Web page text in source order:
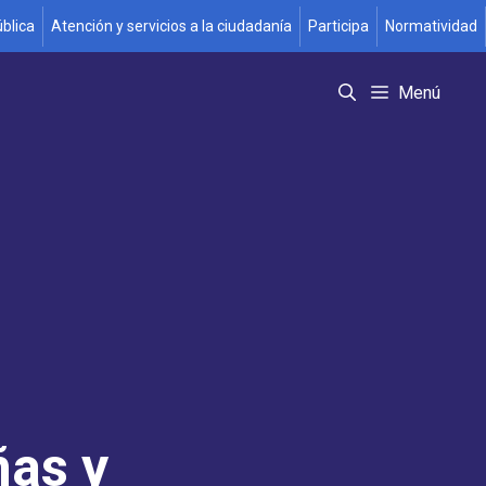
Atención y servicios a la ciudadanía Participa Normatividad
Menú
y